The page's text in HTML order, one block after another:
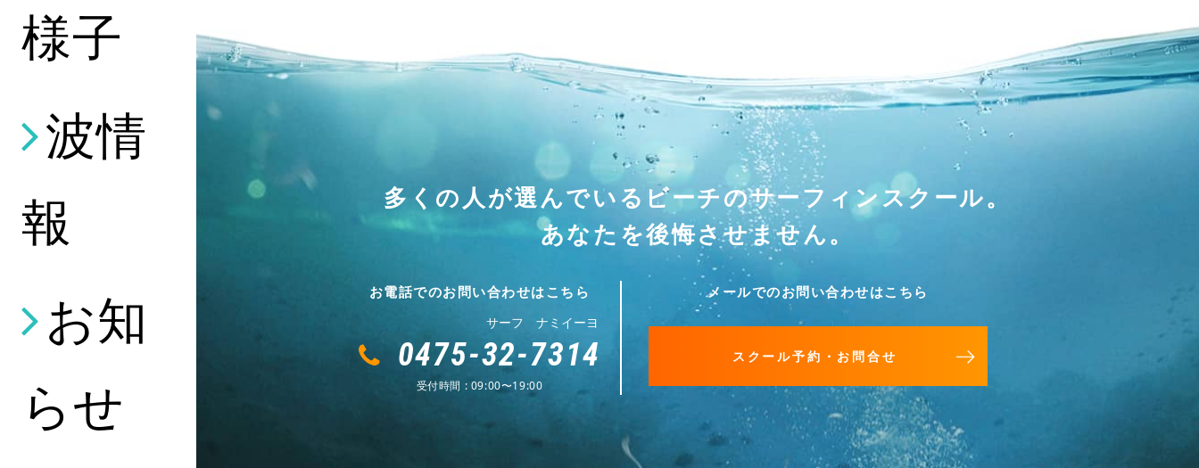
様子
波情
報
お知
らせ
多くの人が選んでいるビーチのサーフィンスクール。
あなたを後悔させません。
お電話でのお問い合わせはこちら
サーフ ナミイーヨ
0475-32-7314
受付時間 : 09:00〜19:00
メールでのお問い合わせはこちら
スクール予約・お問合せ